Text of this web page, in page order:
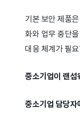
기본 보안 제품
화와 업무 중단
대응 체계가 필
중소기업이 랜섬
중소기업 담당자